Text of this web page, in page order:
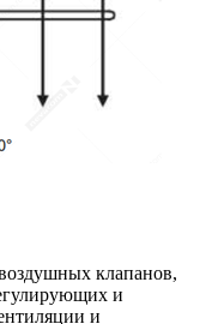
клапанов,
и
и